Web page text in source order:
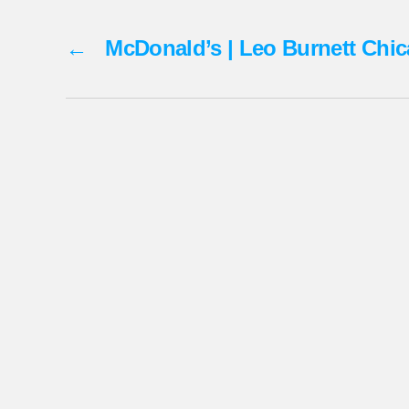
← McDonald’s | Leo Burnett